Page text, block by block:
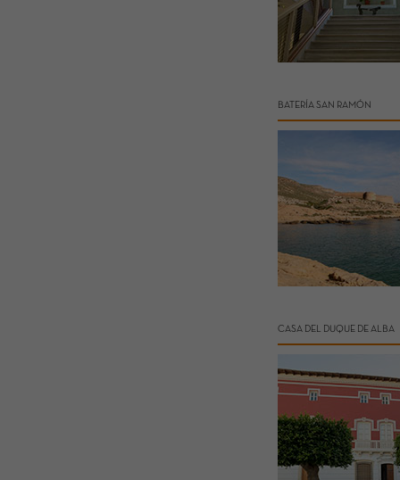
BATERÍA SAN RAMÓN
CASA DEL DUQUE DE ALBA